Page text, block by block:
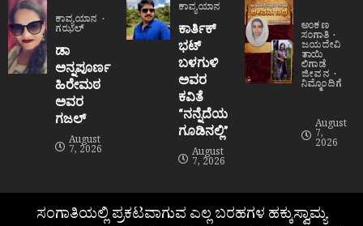
ಕಾವ್ಯಯಾನ
ಗಝಲ್
ಡಾ
ಅನ್ನಪೂರ್ಣ
ಹಿರೇಮಠ
ಅವರ
ಗಜಲ್
August
7, 2026
ಕಾವ್ಯಯಾನ
ಕಾರ್ತಿಕ್
ಭಟ್
ಬಳಗುಳಿ
ಅವರ
ಕವಿತೆ
“ನನ್ನೆದೆಯ
ಗೂಡಿನಲ್ಲಿ”
August
7, 2026
ಅಂಕಣ
ಸಂಗಾತಿ
ಜಯದೇವಿ
ತಾಯಿ
ಲಿಗಾಡೆ
ಜೀವನ
ನಿಮ್ಮೊಂದಿಗೆ
August
7,
2026
ಸಂಗಾತಿಯಲ್ಲಿ ಪ್ರಕಟವಾಗುವ ಎಲ್ಲ ಬರಹಗಳ ಹಕ್ಕುಸ್ವಾಮ್ಯ